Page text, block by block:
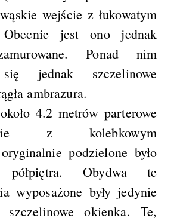
wejście z łukowatym
Obecnie jest ono jednak
Ponad nim
się jednak szczelinowe
ambrazura.
4.2 metrów parterowe
z kolebkowym
podzielone było
Obydwa te
wyposażone były jedynie
okienka. Te,